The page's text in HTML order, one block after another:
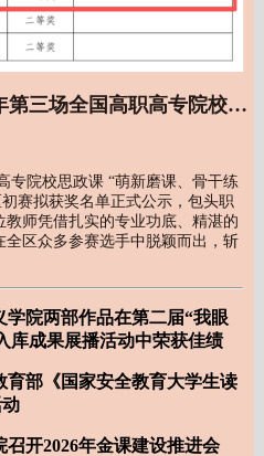
喜报！我院教师在2026年第三场全国高职高专院校思政课 “萌新磨课 骨干练兵”教学展示活动自治区初赛中斩获佳绩
专院校思政课 “萌新磨课、骨干练
赛拟获奖名单正式公示，包头职
师凭借扎实的专业功底、精湛的
区众多参赛选手中脱颖而出，斩
院两部作品在第二届“我眼
库成果展播活动中荣获佳绩
部《国家安全教育大学生读
开2026年金课建设推进会